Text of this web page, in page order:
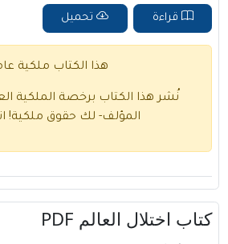
قراءة تحميل
هذا الكتاب ملكية
نُشر هذا الكتاب برخصة الملكية
المؤلف- لك حقوق ملكية!
كتاب اختلال العالم PDF